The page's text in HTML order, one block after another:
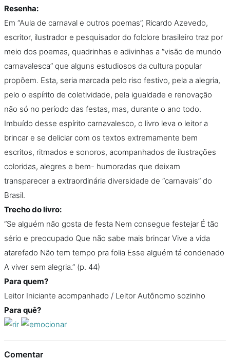
Resenha:
Em “Aula de carnaval e outros poemas”, Ricardo Azevedo,
escritor, ilustrador e pesquisador do folclore brasileiro traz por
meio dos poemas, quadrinhas e adivinhas a “visão de mundo
carnavalesca” que alguns estudiosos da cultura popular
propõem. Esta, seria marcada pelo riso festivo, pela a alegria,
pelo o espírito de coletividade, pela igualdade e renovação
não só no período das festas, mas, durante o ano todo.
Imbuído desse espírito carnavalesco, o livro leva o leitor a
brincar e se deliciar com os textos extremamente bem
escritos, ritmados e sonoros, acompanhados de ilustrações
coloridas, alegres e bem- humoradas que deixam
transparecer a extraordinária diversidade de “carnavais” do
Brasil.
Trecho do livro:
“Se alguém não gosta de festa Nem consegue festejar É tão
sério e preocupado Que não sabe mais brincar Vive a vida
atarefado Não tem tempo pra folia Esse alguém tá condenado
A viver sem alegria.” (p. 44)
Para quem?
Leitor Iniciante acompanhado / Leitor Autônomo sozinho
Para quê?
Comentar